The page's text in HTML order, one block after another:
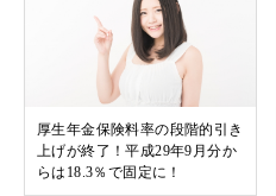
厚生年金保険料率の段階的引き
上げが終了！平成29年9月分か
らは18.3％で固定に！